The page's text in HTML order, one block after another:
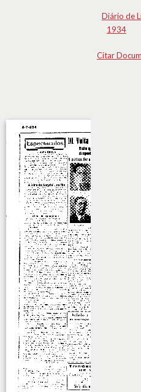
Diário de
1934
Citar